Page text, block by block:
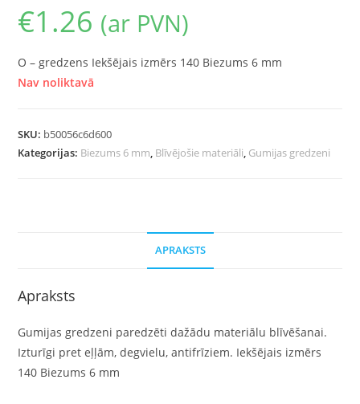
€1.26 (ar PVN)
O – gredzens Iekšējais izmērs 140 Biezums 6 mm
Nav noliktavā
SKU: b50056c6d600
Kategorijas: Biezums 6 mm, Blīvējošie materiāli, Gumijas gredzeni
APRAKSTS
Apraksts
Gumijas gredzeni paredzēti dažādu materiālu blīvēšanai.
Izturīgi pret eļļām, degvielu, antifrīziem. Iekšējais izmērs
140 Biezums 6 mm